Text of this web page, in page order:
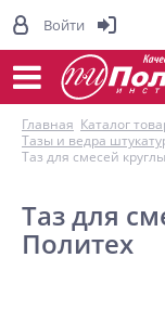
Главная Каталог
Тазы и ведра
Таз для смесей
Таз для
Политех
Войти